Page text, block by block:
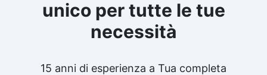
unico per tutte le tue
necessità
15 anni di esperienza a Tua completa